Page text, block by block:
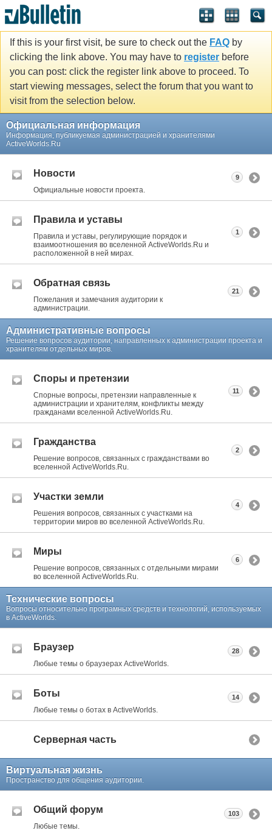
If this is your first visit, be sure to check out the FAQ by
clicking the link above. You may have to register before
you can post: click the register link above to proceed. To
start viewing messages, select the forum that you want to
visit from the selection below.
Официальная информация
Информация, публикуемая администрацией и хранителями
ActiveWorlds.Ru
Новости
Официальные новости проекта.
9
Правила и уставы
Правила и уставы, регулирующие порядок и
взаимоотношения во вселенной ActiveWorlds.Ru и
расположенной в ней мирах.
1
Обратная связь
Пожелания и замечания аудитории к
администрации.
21
Административные вопросы
Решение вопросов аудитории, направленных к администрации проекта и
хранителям отдельных миров.
Споры и претензии
Спорные вопросы, претензии направленные к
администрации и хранителям, конфликты между
гражданами вселенной ActiveWorlds.Ru.
11
Гражданства
Решение вопросов, связанных с гражданствами во
вселенной ActiveWorlds.Ru.
2
Участки земли
Решения вопросов, связанных с участками на
территории миров во вселенной ActiveWorlds.Ru.
4
Миры
Решение вопросов, связанных с отдельными мирами
во вселенной ActiveWorlds.Ru.
6
Технические вопросы
Вопросы относительно програмных средств и технологий, используемых
в ActiveWorlds.
Браузер
Любые темы о браузерах ActiveWorlds.
28
Боты
Любые темы о ботах в ActiveWorlds.
14
Серверная часть
Виртуальная жизнь
Пространство для общения аудитории.
Общий форум
Любые темы.
103